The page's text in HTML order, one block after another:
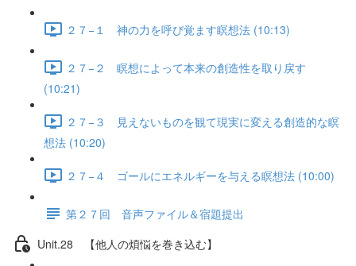
２７−１ 神の力を呼び覚ます瞑想法 (10:13)
２７−２ 瞑想によって本来の創造性を取り戻す
(10:21)
２７−３ 見えないものを観て現実に変える創造的な瞑
想法 (10:20)
２７−４ ゴールにエネルギーを与える瞑想法 (10:00)
第２７回 音声ファイル＆宿題提出
Unit.28 【他人の煩悩を巻き込む】